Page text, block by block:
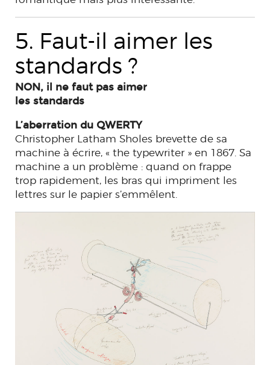
5. Faut-il aimer les
standards ?
NON, il ne faut pas aimer
les standards
L’aberration du QWERTY
Christopher Latham Sholes brevette de sa
machine à écrire, « the typewriter » en 1867. Sa
machine a un problème : quand on frappe
trop rapidement, les bras qui impriment les
lettres sur le papier s’emmêlent.